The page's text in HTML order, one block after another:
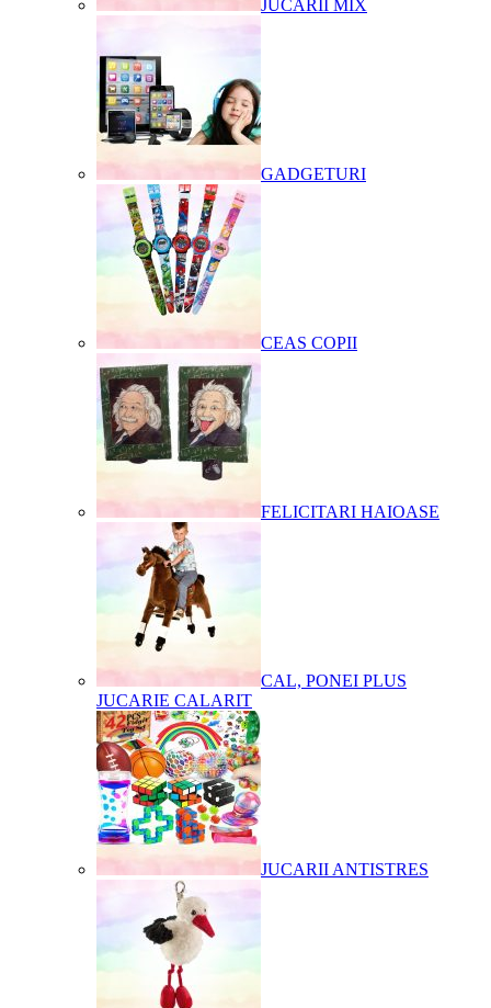
JUCARII MIX
GADGETURI
CEAS COPII
FELICITARI HAIOASE
CAL, PONEI PLUS
JUCARIE CALARIT
JUCARII ANTISTRES